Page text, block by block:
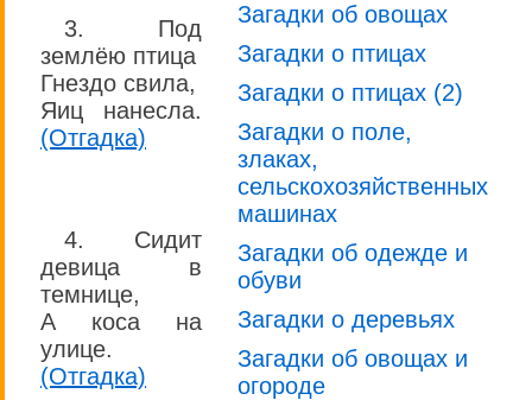
3. Под
землёю птица
Гнездо свила,
Яиц нанесла.
(Отгадка)
4. Сидит
девица в
темнице,
А коса на
улице.
(Отгадка)
Загадки об овощах
Загадки о птицах
Загадки о птицах (2)
Загадки о поле,
злаках,
сельскохозяйственных
машинах
Загадки об одежде и
обуви
Загадки о деревьях
Загадки об овощах и
огороде